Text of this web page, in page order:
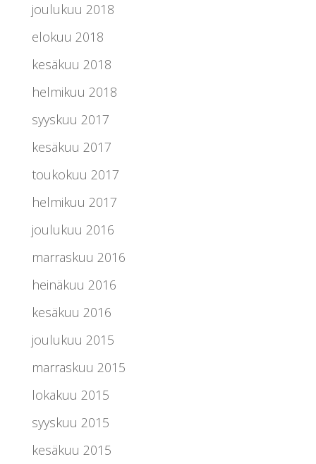
joulukuu 2018
elokuu 2018
kesäkuu 2018
helmikuu 2018
syyskuu 2017
kesäkuu 2017
toukokuu 2017
helmikuu 2017
joulukuu 2016
marraskuu 2016
heinäkuu 2016
kesäkuu 2016
joulukuu 2015
marraskuu 2015
lokakuu 2015
syyskuu 2015
kesäkuu 2015